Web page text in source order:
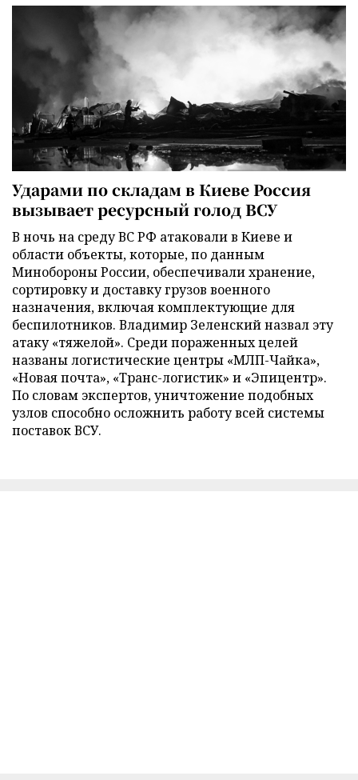
Ударами по складам в Киеве Россия
вызывает ресурсный голод ВСУ
В ночь на среду ВС РФ атаковали в Киеве и
области объекты, которые, по данным
Минобороны России, обеспечивали хранение,
сортировку и доставку грузов военного
назначения, включая комплектующие для
беспилотников. Владимир Зеленский назвал эту
атаку «тяжелой». Среди пораженных целей
названы логистические центры «МЛП-Чайка»,
«Новая почта», «Транс-логистик» и «Эпицентр».
По словам экспертов, уничтожение подобных
узлов способно осложнить работу всей системы
поставок ВСУ.